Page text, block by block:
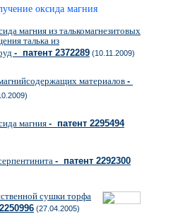
оксида магния
магния из талькомагнезитовых
талька из
- патент 2372289 (10.11.2009)
материалов -
магния - патент 2295494
- патент 2292300
сушки торфа
(27.04.2005)